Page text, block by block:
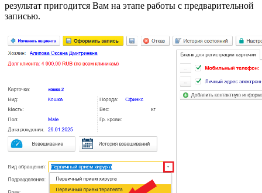
результат пригодится Вам на этапе работы с предварительной
записью.